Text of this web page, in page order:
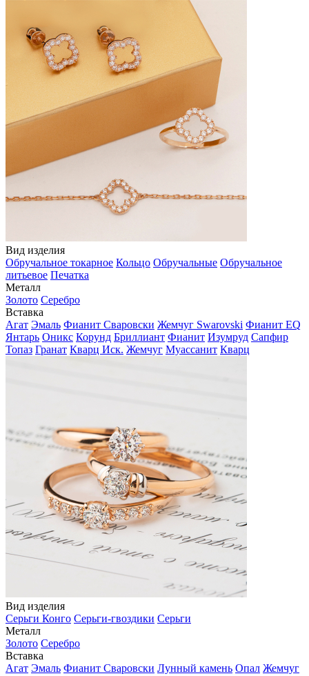
Вид изделия
Обручальное токарное Кольцо Обручальные Обручальное
литьевое Печатка
Металл
Золото Серебро
Вставка
Агат Эмаль Фианит Сваровски Жемчуг Swarovski Фианит EQ
Янтарь Оникс Корунд Бриллиант Фианит Изумруд Сапфир
Топаз Гранат Кварц Иск. Жемчуг Муассанит Кварц
Вид изделия
Серьги Конго Серьги-гвоздики Серьги
Металл
Золото Серебро
Вставка
Агат Эмаль Фианит Сваровски Лунный камень Опал Жемчуг